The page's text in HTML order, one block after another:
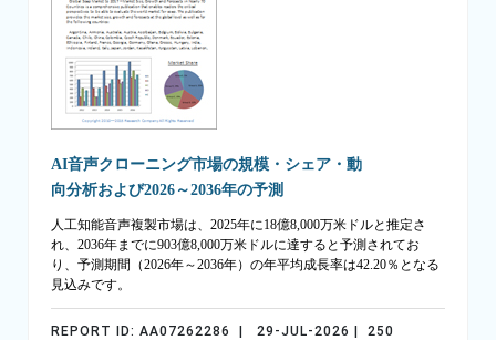
AI音声クローニング市場の規模・シェア・動
向分析および2026～2036年の予測
人工知能音声複製市場は、2025年に18億8,000万米ドルと推定さ
れ、2036年までに903億8,000万米ドルに達すると予測されてお
り、予測期間（2026年～2036年）の年平均成長率は42.20％となる
見込みです。
REPORT ID: AA07262286 | 29-JUL-2026 | 250